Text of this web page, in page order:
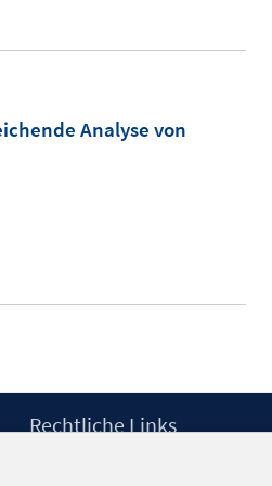
Analyse von
Rechtliche Links